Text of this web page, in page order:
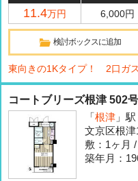
11.4万円 6,000円
検討ボックスに追加
東向きの1Kタイプ！ 2口ガス
コートブリーズ根津 502
「 根津 」
文京区根津
敷：1ヶ月
築年月：